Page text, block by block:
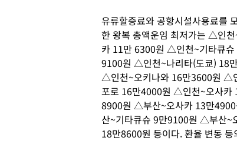
유류할증료와 공항시설사용료를
한 왕복 총액운임 최저가는 △인
카 11만 6300원 △인천~기타큐
9100원 △인천~나리타(도쿄) 18
△인천~오키나와 16만3600원 △
포로 16만4000원 △인천~오사카
8900원 △부산~오사카 13만
산~기타큐슈 9만9100원 △부산~
18만8600원 등이다. 환율 변동